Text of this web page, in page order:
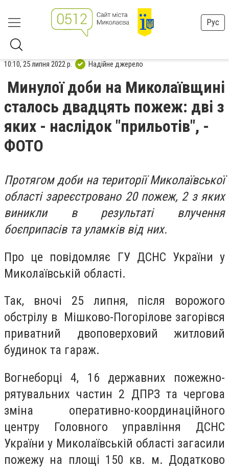
Рус
10:10, 25 липня 2022 р. Надійне джерело
Минулої доби на Миколаївщині
сталось двадцять пожеж: дві з
яких - наслідок "прильотів", -
ФОТО
Протягом доби на території Миколаївської
області зареєстровано 20 пожеж, 2 з яких
виникли в результаті влучення
боєприпасів та уламків від них.
Про це повідомляє ГУ ДСНС України у
Миколаївській області.
Так, вночі 25 липня, після ворожого
обстрілу в Мішково-Погорілове загорівся
приватний двоповерховий житловий
будинок та гараж.
Вогнеборці 4, 16 державних пожежно-
рятувальних частин 2 ДПРЗ та чергова
зміна оперативно-координаційного
центру Головного управління ДСНС
України у Миколаївській області загасили
пожежу на площі 150 кв. м. Додатково